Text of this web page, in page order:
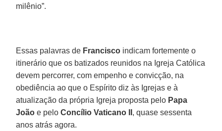
milênio”.
Essas palavras de Francisco indicam fortemente o
itinerário que os batizados reunidos na Igreja Católica
devem percorrer, com empenho e convicção, na
obediência ao que o Espírito diz às Igrejas e à
atualização da própria Igreja proposta pelo Papa
João e peloConcílio Vaticano II , quase sessenta
anos atrás agora.